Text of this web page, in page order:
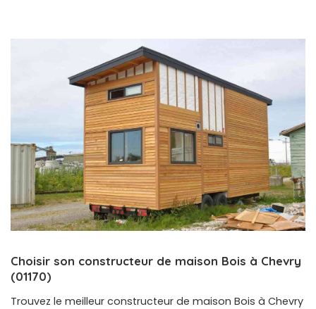
Choisir son constructeur de maison Bois à Chevry
(01170)
Trouvez le meilleur constructeur de maison Bois à Chevry